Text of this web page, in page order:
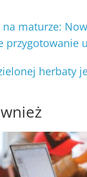
maturze:
przygotowanie
herbaty